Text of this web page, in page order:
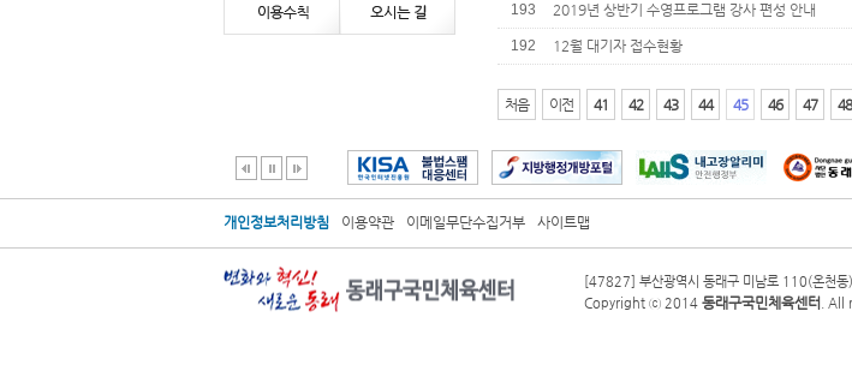
193 2019년 상반기 수영프로그램 강사 편성 안내
192 12월 대기자 접수현황
처음 이전 41 42 43 44 45 46 47 48
개인정보처리방침 이용약관 이메일무단수집거부 사이트맵
[47827] 부산광역시 동래구 미남로 110(온
Copyright ⓒ 2014 동래구국민체육센터 . All